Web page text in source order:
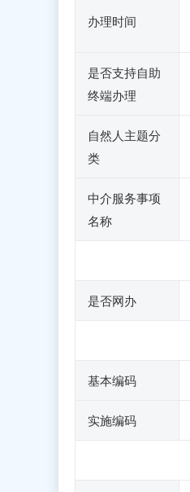
办理时间
是否支持自助
终端办理
自然人主题分
类
中介服务事项
名称
是否网办
基本编码
实施编码